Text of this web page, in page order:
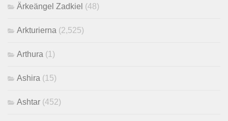
Ärkeängel Zadkiel (48)
Arkturierna (2,525)
Arthura (1)
Ashira (15)
Ashtar (452)